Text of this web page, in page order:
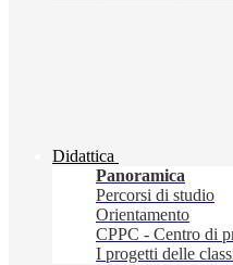
Didattica
Panoramica
Percorsi di studio
Orientamento
CPPC - Centro di
I progetti delle